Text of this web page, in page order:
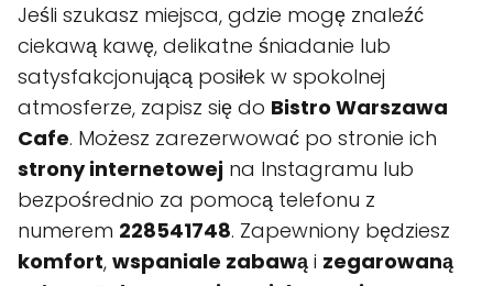
Jeśli szukasz miejsca, gdzie mogę znaleźć
ciekawą kawę, delikatne śniadanie lub
satysfakcjonującą posiłek w spokolnej
atmosferze, zapisz się do Bistro Warszawa
Cafe. Możesz zarezerwować po stronie ich
strony internetowej na Instagramu lub
bezpośrednio za pomocą telefonu z
numerem 228541748. Zapewniony będziesz
komfort, wspaniale zabawą i zegarowaną